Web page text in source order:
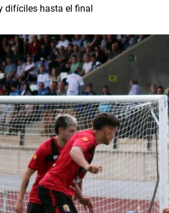
difíciles hasta el final